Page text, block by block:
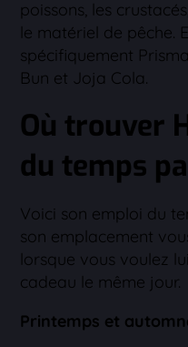
poissons, les
le matériel de pêche.
spécifiquement
Bun et Joja Cola.
Où trouver
du temps
Voici son emploi du
son emplacement
lorsque vous voulez
cadeau le même jour.
Printemps et